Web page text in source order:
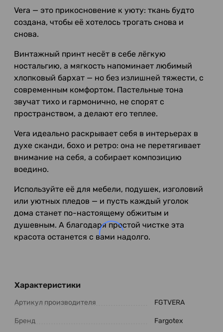
Vera — это прикосновение к уюту: ткань будто
создана, чтобы её хотелось трогать снова и
снова.
Винтажный принт несёт в себе лёгкую
ностальгию, а мягкость напоминает любимый
хлопковый бархат — но без излишней тяжести, с
современным комфортом. Пастельные тона
звучат тихо и гармонично, не спорят с
пространством, а делают его теплее.
Vera идеально раскрывает себя в интерьерах в
духе сканди, бохо и ретро: она не перетягивает
внимание на себя, а собирает композицию
воедино.
Используйте её для мебели, подушек, изголовий
или уютных пледов — и пусть каждый уголок
дома станет по-настоящему обжитым и
душевным. А благодаря простой чистке эта
красота останется с вами надолго.
Характеристики
Артикул производителя FGTVERA
Бренд Fargotex